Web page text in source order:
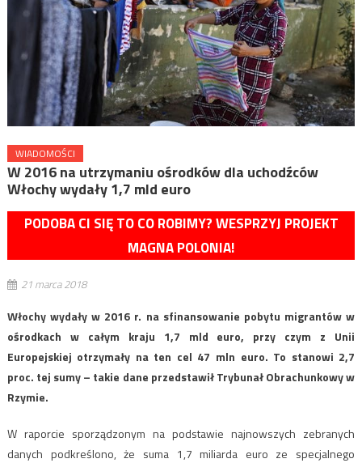
WIADOMOŚCI
W 2016 na utrzymaniu ośrodków dla uchodźców
Włochy wydały 1,7 mld euro
PODOBA CI SIĘ TO CO ROBIMY? WESPRZYJ PROJEKT
MAGNA POLONIA!
21 marca 2018
Włochy wydały w 2016 r. na sfinansowanie pobytu migrantów w
ośrodkach w całym kraju 1,7 mld euro, przy czym z Unii
Europejskiej otrzymały na ten cel 47 mln euro. To stanowi 2,7
proc. tej sumy – takie dane przedstawił Trybunał Obrachunkowy w
Rzymie.
W raporcie sporządzonym na podstawie najnowszych zebranych
danych podkreślono, że suma 1,7 miliarda euro ze specjalnego